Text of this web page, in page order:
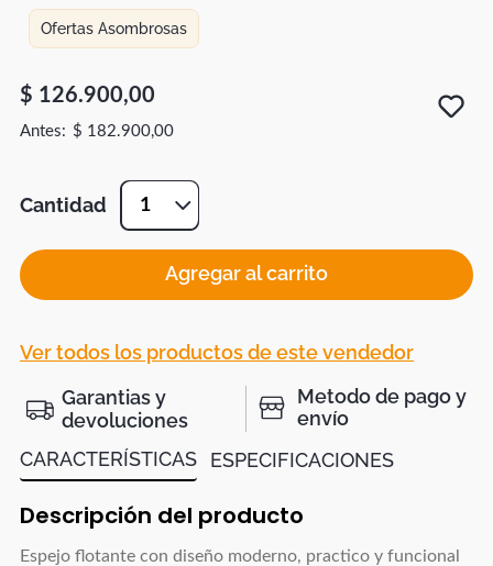
Ofertas Asombrosas
$ 126.900,00
$ 182.900,00
Cantidad 1
Agregar al carrito
Ver todos los productos de este vendedor
Garantias y
devoluciones
Metodo de pago y
envío
CARACTERÍSTICAS
ESPECIFICACIONES
Descripción del producto
Espejo flotante con diseño moderno, practico y funcional